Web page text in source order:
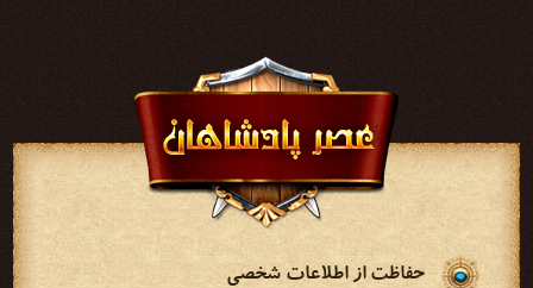
حفاظت از اطلاعات شخصی